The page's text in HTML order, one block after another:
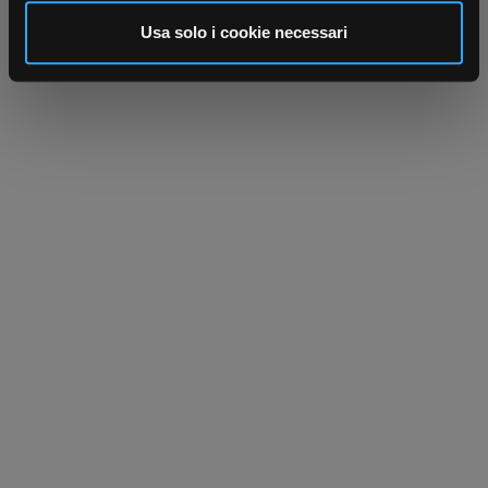
analizzare il nostro traffico. Condividiamo inoltre
informazioni sul modo in cui utilizza il nostro sito con i
nostri partner che si occupano di analisi dei dati web,
pubblicità e social media, i quali potrebbero combinarle
Usa solo i cookie necessari